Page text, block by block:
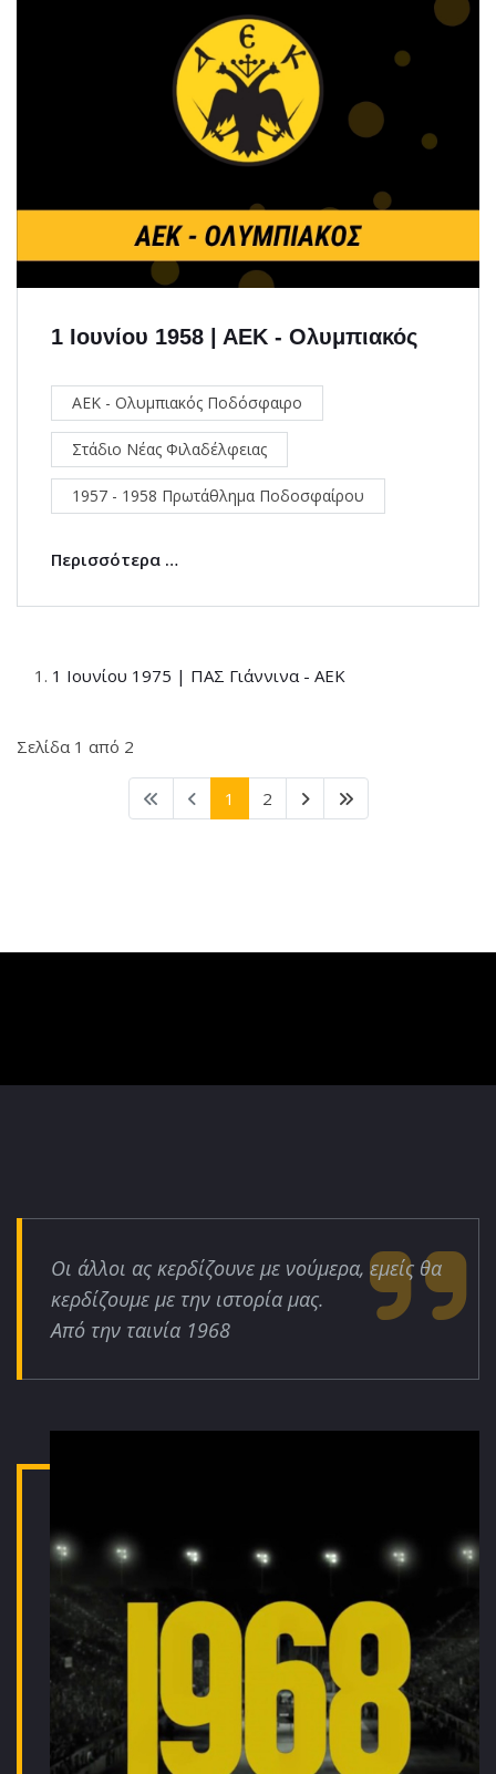
1 Ιουνίου 1958 | ΑΕΚ - Ολυμπιακός
ΑΕΚ - Ολυμπιακός Ποδόσφαιρο
Στάδιο Νέας Φιλαδέλφειας
1957 - 1958 Πρωτάθλημα Ποδοσφαίρου
Περισσότερα …
1 Ιουνίου 1975 | ΠΑΣ Γιάννινα - ΑΕΚ
Σελίδα 1 από 2
1 2
Οι άλλοι ας κερδίζουνε με νούμερα, εμείς θα
κερδίζουμε με την ιστορία μας.
Από την ταινία 1968